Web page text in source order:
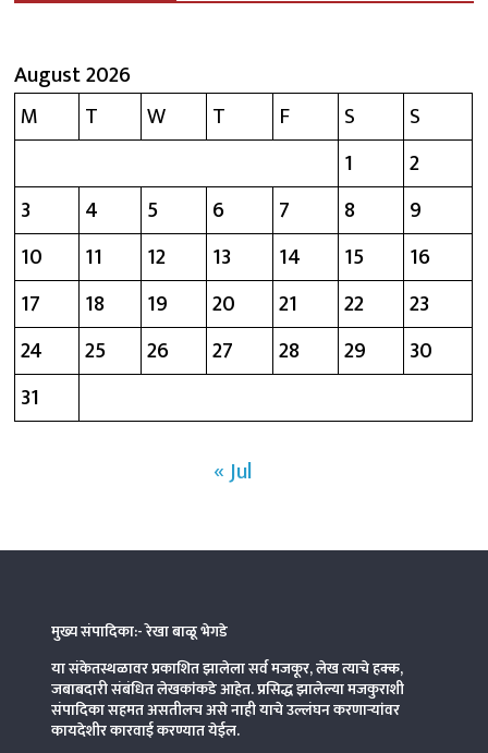
August 2026
M
T W T F S
S
1
2
3
4 5 6 7 8
9
10
11 12 13 14 15
16
17
18 19 20 21 22
23
24
25 26 27 28 29
30
31
« Jul
मुख्य संपादिका:- रेखा बाळू भेगडे
या संकेतस्थळावर प्रकाशित झालेला सर्व मजकूर, लेख त्याचे हक्क,
जबाबदारी संबंधित लेखकांकडे आहेत. प्रसिद्ध झालेल्या मजकुराशी
संपादिकासहमत असतीलच असे नाही याचे उल्लंघन करणाऱ्यांवर
कायदेशीर कारवाई करण्यात येईल.